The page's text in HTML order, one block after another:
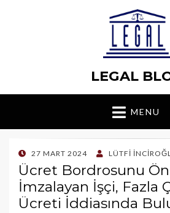
LEGAL
MENU
POSTED
ON
27 MART 2024 LÜTFI
Ücret Bordrosunu
İmzalayan İşçi, Fazla
Ücreti İddiasında